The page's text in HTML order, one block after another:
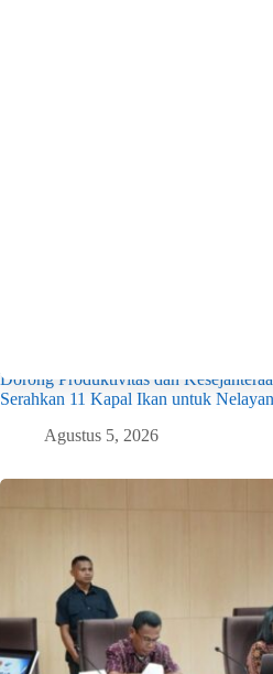
Dorong Produktivitas dan
Serahkan 11 Kapal Ikan untuk
Agustus 5, 2026